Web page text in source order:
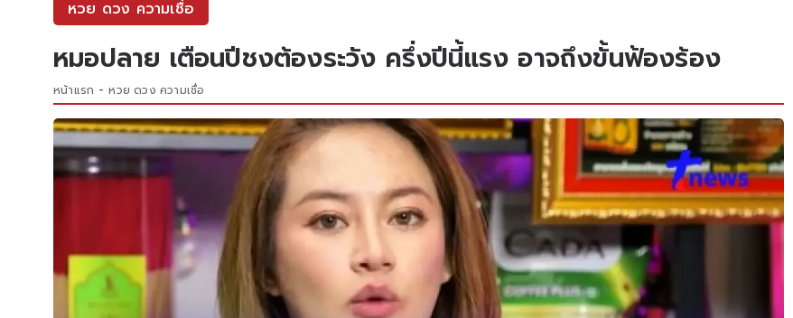
หวย ดวง ความเชื่อ
หมอปลาย เตือนปีชงต้องระวัง ครึ่งปีนี้แรง อาจถึงขั้นฟ้องร้อง
หน้าแรก หวย ดวง ความเชื่อ